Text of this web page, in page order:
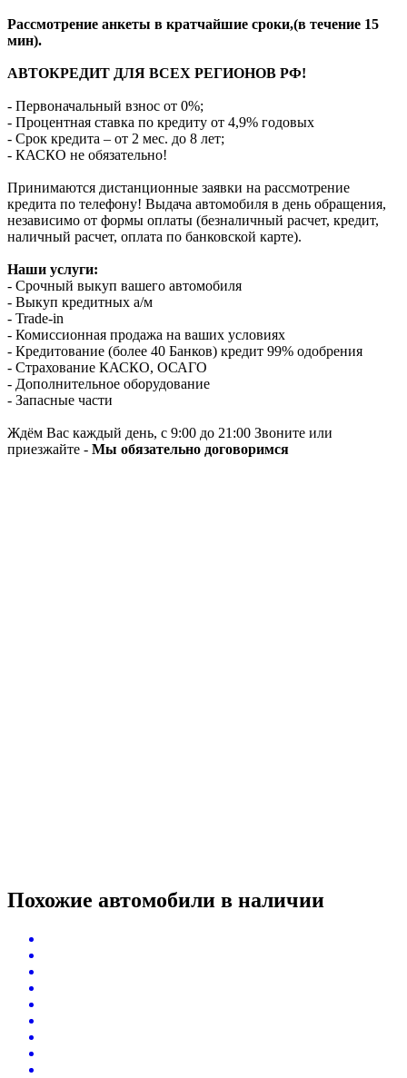
Рассмотрение анкеты в кратчайшие сроки,(в течение 15
мин).
АВТОКРЕДИТ ДЛЯ ВСЕХ РЕГИОНОВ РФ!
- Первоначальный взнос от 0%;
- Процентная ставка по кредиту от 4,9% годовых
- Срок кредита – от 2 мес. до 8 лет;
- КАСКО не обязательно!
Принимаются дистанционные заявки на рассмотрение
кредита по телефону! Выдача автомобиля в день обращения,
независимо от формы оплаты (безналичный расчет, кредит,
наличный расчет, оплата по банковской карте).
Наши услуги:
- Срочный выкуп вашего автомобиля
- Выкуп кредитных а/м
- Trade-in
- Комиссионная продажа на ваших условиях
- Кредитование (более 40 Банков) кредит 99% одобрения
- Страхование КАСКО, ОСАГО
- Дополнительное оборудование
- Запасные части
Ждём Вас каждый день, с 9:00 до 21:00 Звоните или
приезжайте - Мы обязательно договоримся
Похожие автомобили в наличии